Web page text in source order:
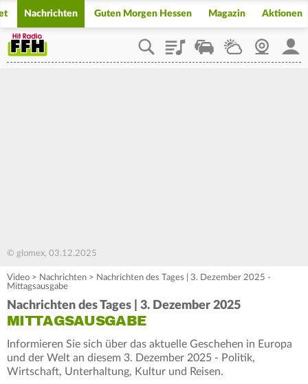
Nachrichten Guten Morgen Hessen Magazin Aktionen
PlaylistStaupilotWetterWebcam
© glomex, 03.12.2025
Video > Nachrichten > Nachrichten des Tages | 3. Dezember 2025 -
Mittagsausgabe
Nachrichten des Tages | 3. Dezember 2025
MITTAGSAUSGABE
Informieren Sie sich über das aktuelle Geschehen in Europa
und der Welt an diesem 3. Dezember 2025 - Politik,
Wirtschaft, Unterhaltung, Kultur und Reisen.